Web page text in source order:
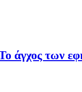
άγχος των